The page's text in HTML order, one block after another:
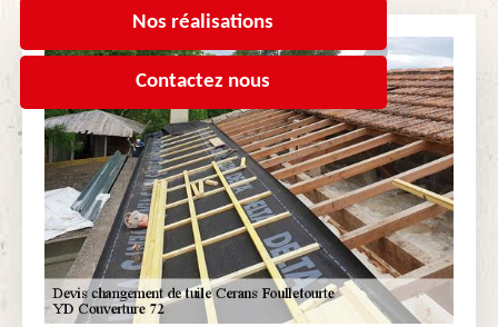
Nos réalisations
Contactez nous